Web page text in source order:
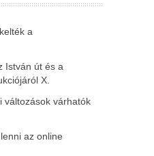
a
István út és a
X.
változások várhatók
az online